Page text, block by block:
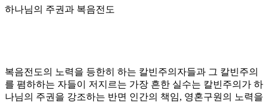
하나님의 주권과 복음전도
복음전도의 노력을 등한히 하는 칼빈주의자들과 그 칼빈주의
를 폄하하는 자들이 저지르는 가장 흔한 실수는 칼빈주의가 하
나님의 주권을 강조하는 반면 인간의 책임, 영혼구원의 노력을